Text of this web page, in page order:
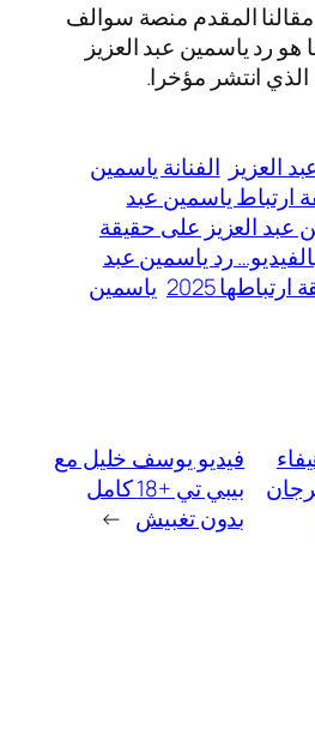
المقدم منصة سوالف
رد ياسمين عبد العزيز
انتشر مؤخرا.
العزيز الفنانة ياسمين
ارتباط ياسمين عبد
عبد العزيز على حقيقة
رد ياسمين عبد
2025
ياسمين
فيديو يوسف خليل مع
بيبي تي +18 كامل
بدون تغبيش →